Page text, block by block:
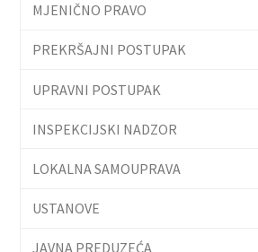
MJENIČNO PRAVO
PREKRŠAJNI POSTUPAK
UPRAVNI POSTUPAK
INSPEKCIJSKI NADZOR
LOKALNA SAMOUPRAVA
USTANOVE
JAVNA PREDUZEĆA